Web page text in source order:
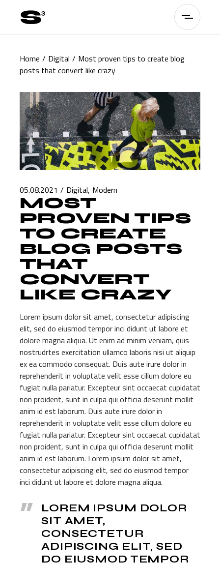
Home Digital
Most proven tips to create blog
posts that convert like crazy
05.08.2021 Digital Modern
MOST
PROVEN TIPS
TO CREATE
BLOG POSTS
THAT
CONVERT
LIKE CRAZY
Lorem ipsum dolor sit amet, consectetur adipiscing
elit, sed do eiusmod tempor inci didunt ut labore et
dolore magna aliqua. Ut enim ad minim veniam, quis
nostrudrtes exercitation ullamco laboris nisi ut aliquip
ex ea commodo consequat. Duis aute irure dolor in
reprehenderit in voluptate velit esse cillum dolore eu
fugiat nulla pariatur. Excepteur sint occaecat cupidatat
non proident, sunt in culpa qui officia deserunt mollit
anim id est laborum. Duis aute irure dolor in
reprehenderit in voluptate velit esse cillum dolore eu
fugiat nulla pariatur. Excepteur sint occaecat cupidatat
non proident, sunt in culpa qui officia deserunt mollit
anim id est laborum. Lorem ipsum dolor sit amet,
consectetur adipiscing elit, sed do eiusmod tempor
inci didunt ut labore et dolore magna aliqua.
LOREM IPSUM DOLOR
SIT AMET,
CONSECTETUR
ADIPISCING ELIT, SED
DO EIUSMOD TEMPOR